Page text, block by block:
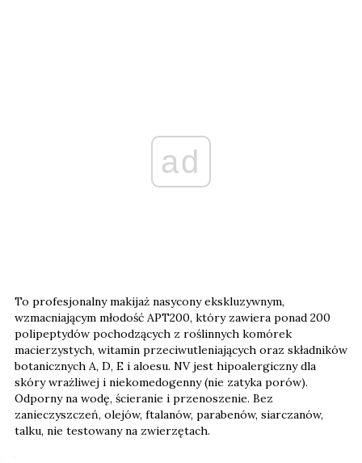
ad
To profesjonalny makijaż nasycony ekskluzywnym,
wzmacniającym młodość APT200, który zawiera ponad 200
polipeptydów pochodzących z roślinnych komórek
macierzystych, witamin przeciwutleniających oraz składników
botanicznych A, D, E i aloesu. NV jest hipoalergiczny dla
skóry wrażliwej i niekomedogenny (nie zatyka porów).
Odporny na wodę, ścieranie i przenoszenie. Bez
zanieczyszczeń, olejów, ftalanów, parabenów, siarczanów,
talku, nie testowany na zwierzętach.